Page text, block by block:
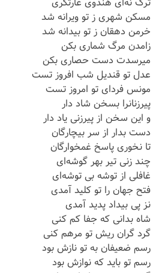
مسکن شهری ز تو ویرانه شد
خرمن دهقان ز تو بیدانه شد
زامدن مرگ شماری بکن
میرسدت دست حصاری بکن
عدل تو قندیل شب افروز تست
مونس فردای تو امروز تست
پیرزنانرا بسخن شاد دار
و این سخن از پیرزنی یاد دار
دست بدار از سر بیچارگان
تا نخوری پاسخ غمخوارگان
چند زنی تیر بهر گوشه‌ای
غافلی از توشه بی توشه‌ای
فتح جهان را تو کلید آمدی
نز پی بیداد پدید آمدی
شاه بدانی که جفا کم کنی
گرد گران ریش تو مرهم کنی
رسم ضعیفان به تو نازش بود
رسم تو باید که نوازش بود